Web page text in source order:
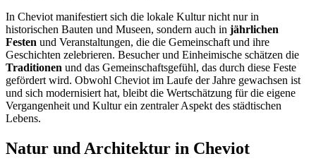
In Cheviot manifestiert sich die lokale Kultur nicht nur in
historischen Bauten und Museen, sondern auch in jährlichen
Festen und Veranstaltungen, die die Gemeinschaft und ihre
Geschichten zelebrieren. Besucher und Einheimische schätzen die
Traditionen und das Gemeinschaftsgefühl, das durch diese Feste
gefördert wird. Obwohl Cheviot im Laufe der Jahre gewachsen ist
und sich modernisiert hat, bleibt die Wertschätzung für die eigene
Vergangenheit und Kultur ein zentraler Aspekt des städtischen
Lebens.
Natur und Architektur in Cheviot